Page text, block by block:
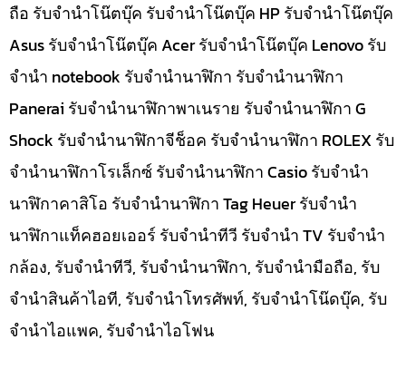
ถือ รับจำนำโน๊ตบุ๊ค รับจำนำโน๊ตบุ๊ค HP รับจำนำโน๊ตบุ๊ค
Asus รับจำนำโน๊ตบุ๊ค Acer รับจำนำโน๊ตบุ๊ค Lenovo รับ
จำนำ notebook รับจำนำนาฬิกา รับจำนำนาฬิกา
Panerai รับจำนำนาฬิกาพาเนราย รับจำนำนาฬิกา G
Shock รับจำนำนาฬิกาจีช็อค รับจำนำนาฬิกา ROLEX รับ
จำนำนาฬิกาโรเล็กซ์ รับจำนำนาฬิกา Casio รับจำนำ
นาฬิกาคาสิโอ รับจำนำนาฬิกา Tag Heuer รับจำนำ
นาฬิกาแท็คฮอยเออร์ รับจำนำทีวี รับจำนำ TV รับจำนำ
กล้อง, รับจำนำทีวี, รับจำนำนาฬิกา, รับจำนำมือถือ, รับ
จำนำสินค้าไอที, รับจำนำโทรศัพท์, รับจำนำโน๊ดบุ๊ค, รับ
จำนำไอแพค, รับจำนำไอโฟน